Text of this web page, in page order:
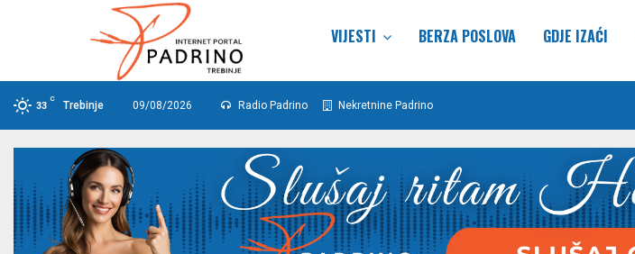
VIJESTI BERZA POSLOVA GDJE IZAĆI
33
C
Trebinje 09/08/2026 Radio Padrino Nekretnine Padrino